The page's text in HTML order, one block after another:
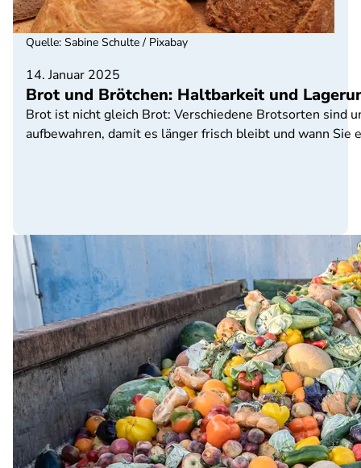
14. Januar 2025
Brot und Brötchen: Haltbarkeit und
Brot ist nicht gleich Brot: Verschiedene Brotsorten sind
aufbewahren, damit es länger frisch bleibt und wann Sie
Quelle: Sabine Schulte / Pixabay